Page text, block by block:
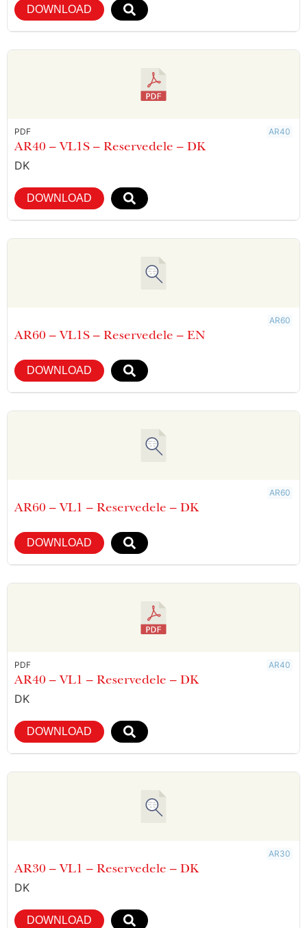
DOWNLOAD
PDF AR40
AR40 – VL1S – Reservedele – DK
DK
DOWNLOAD
AR60
AR60 – VL1S – Reservedele – EN
DOWNLOAD
AR60
AR60 – VL1 – Reservedele – DK
DOWNLOAD
PDF AR40
AR40 – VL1 – Reservedele – DK
DK
DOWNLOAD
AR30
AR30 – VL1 – Reservedele – DK
DK
DOWNLOAD